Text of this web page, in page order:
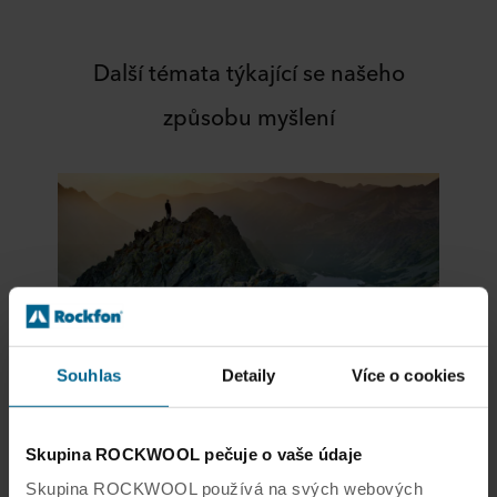
Souhlas Detaily Více o cookies
Skupina ROCKWOOL pečuje o vaše údaje
Skupina ROCKWOOL používá na svých webových
Další témata týkající se našeho
způsobu myšlení
Udržitelnost a cirkulární ekonomika